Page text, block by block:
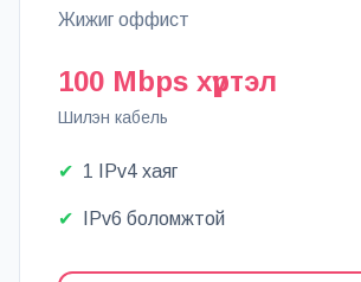
Жижиг оффист
100 Mbps хүртэл
Шилэн кабель
✔ 1 IPv4 хаяг
✔ IPv6 боломжтой